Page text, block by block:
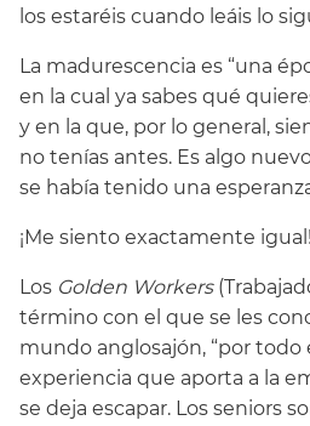
los estaréis cuando leáis lo
La madurescencia es “una
en la cual ya sabes qué
y en la que, por lo general,
no tenías antes. Es algo
se había tenido una
¡Me siento exactamente igual!
Los Golden Workers
término con el que se les
mundo anglosajón, “por todo
experiencia que aporta a la
se deja escapar. Los seniors